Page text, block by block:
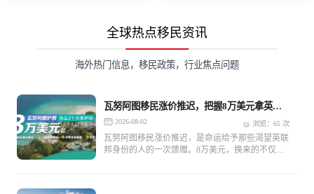
全球热点移民资讯
海外热门信息，移民政策，行业焦点问题
瓦努阿图移民涨价推迟，把握8万美元拿英联
邦身份的良机
2026-08-02 浏览：65 次
瓦努阿图移民涨价推迟，是命运给予那些渴望英联
邦身份的人的一次馈赠。8万美元，换来的不仅仅